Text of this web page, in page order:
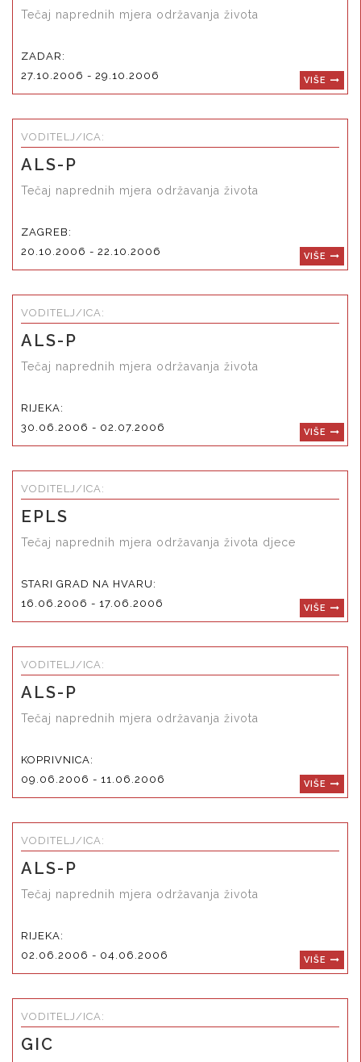
Tečaj naprednih mjera održavanja života
ZADAR:
27.10.2006 - 29.10.2006
VIŠE
VODITELJ/ICA:
ALS-P
Tečaj naprednih mjera održavanja života
ZAGREB:
20.10.2006 - 22.10.2006
VIŠE
VODITELJ/ICA:
ALS-P
Tečaj naprednih mjera održavanja života
RIJEKA:
30.06.2006 - 02.07.2006
VIŠE
VODITELJ/ICA:
EPLS
Tečaj naprednih mjera održavanja života djece
STARI GRAD NA HVARU:
16.06.2006 - 17.06.2006
VIŠE
VODITELJ/ICA:
ALS-P
Tečaj naprednih mjera održavanja života
KOPRIVNICA:
09.06.2006 - 11.06.2006
VIŠE
VODITELJ/ICA:
ALS-P
Tečaj naprednih mjera održavanja života
RIJEKA:
02.06.2006 - 04.06.2006
VIŠE
VODITELJ/ICA:
GIC